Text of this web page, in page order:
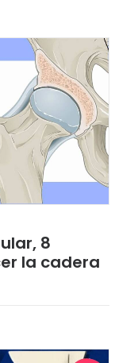
8
la cadera